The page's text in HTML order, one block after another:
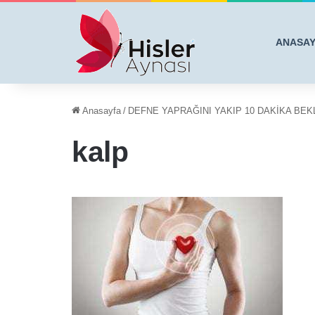
Anasayfa / DEFNE YAPRAĞINI YAKIP 10 DAKİKA
kalp